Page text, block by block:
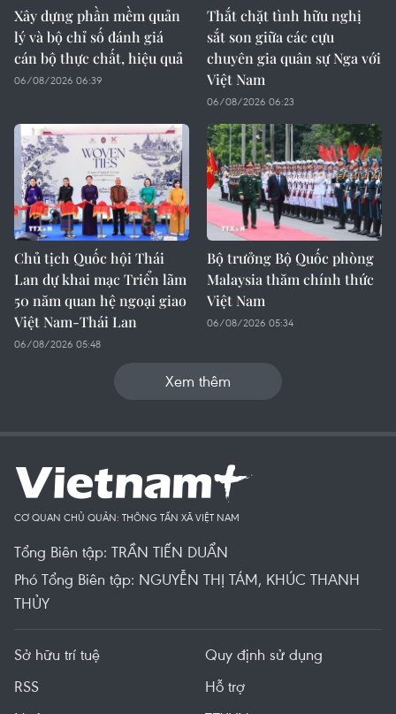
Xây dựng phần mềm quản
lý và bộ chỉ số đánh giá
cán bộ thực chất, hiệu quả
06/08/2026 06:39
Thắt chặt tình hữu nghị
sắt son giữa các cựu
chuyên gia quân sự Nga với
Việt Nam
06/08/2026 06:23
Chủ tịch Quốc hội Thái
Lan dự khai mạc Triển lãm
50 năm quan hệ ngoại giao
Việt Nam-Thái Lan
06/08/2026 05:48
Bộ trưởng Bộ Quốc phòng
Malaysia thăm chính thức
Việt Nam
06/08/2026 05:34
Xem thêm
CƠ QUAN CHỦ QUẢN: THÔNG TẤN XÃ VIỆT NAM
Tổng Biên tập: TRẦN TIẾN DUẨN
Phó Tổng Biên tập: NGUYỄN THỊ TÁM, KHÚC THANH
THỦY
Sở hữu trí tuệ
Quy định sử dụng
RSS
Hỗ trợ